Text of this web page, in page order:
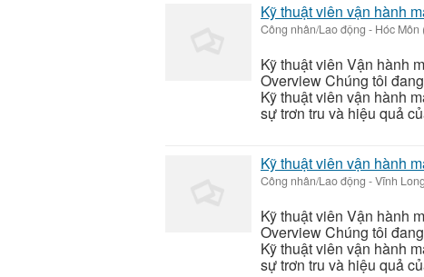
Kỹ thuật viên vận hành
Công nhân/Lao động - Hóc Môn
Kỹ thuật viên Vận hành
Overview Chúng tôi
Kỹ thuật viên vận hành
sự trơn tru và hiệu quả
Kỹ thuật viên vận hành
Công nhân/Lao động -Vĩnh
Kỹ thuật viên Vận hành
Overview Chúng tôi
Kỹ thuật viên vận hành
sự trơn tru và hiệu quả